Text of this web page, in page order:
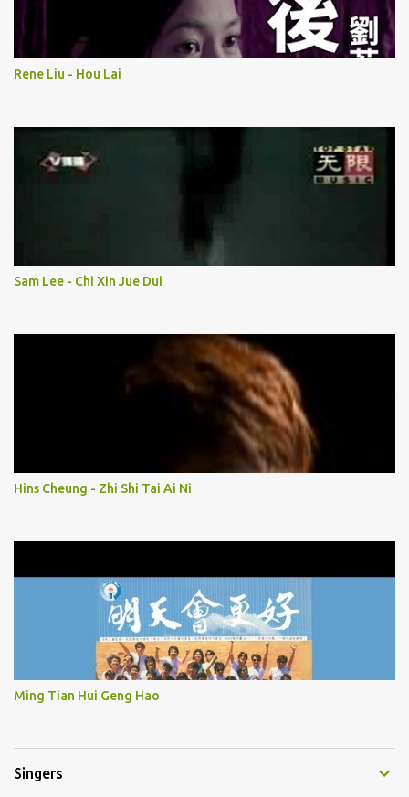
Rene Liu - Hou Lai
Sam Lee - Chi Xin Jue Dui
Hins Cheung - Zhi Shi Tai Ai Ni
Ming Tian Hui Geng Hao
Singers